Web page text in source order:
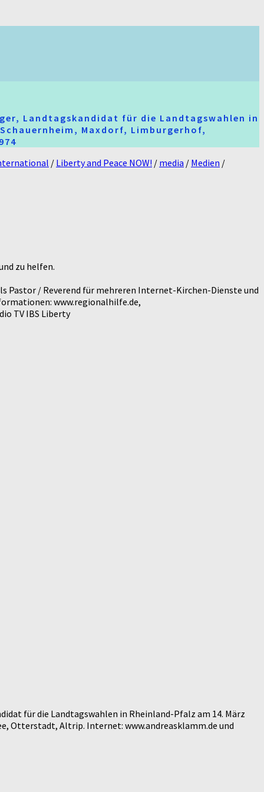
Landtagskandidat für die Landtagswahlen in
Maxdorf, Limburgerhof,
/ Liberty and Peace NOW! / media / Medien /
zu helfen.
Pastor / Reverend für mehreren Internet-Kirchen-Dienste und
www.regionalhilfe.de,
TV IBS Liberty
für die Landtagswahlen in Rheinland-Pfalz am 14. März
Otterstadt, Altrip. Internet: www.andreasklamm.de und